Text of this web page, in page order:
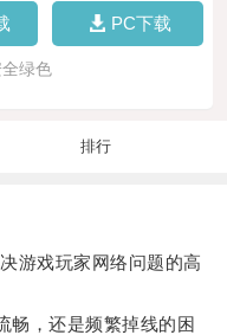
PC下载
绿色
排行
戏玩家网络问题的高
，还是频繁掉线的困